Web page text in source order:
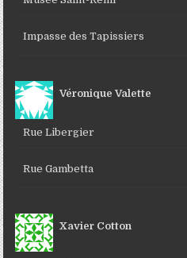
Impasse des Tapissiers
Véronique Valette
Rue Libergier
Rue Gambetta
Xavier Cotton